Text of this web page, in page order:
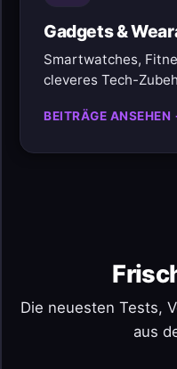
Gadgets &
Smartwatches,
cleveres Tech-
BEITRÄGE ANSEHEN
Die neuesten Tests,
aus